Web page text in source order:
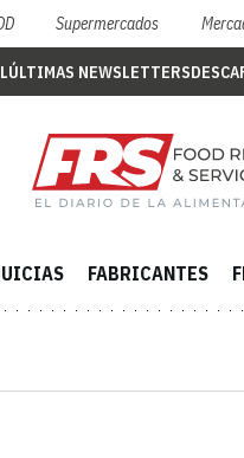
Supermercados
ÚLTIMAS NEWSLETTERS
FABRICANTES